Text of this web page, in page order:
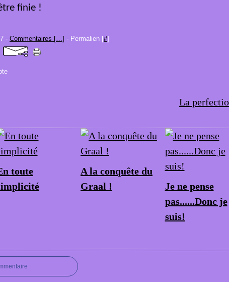
finie !
- Commentaires […] - Permalien [#]
La
toute
A la conquête du
Graal !
Je ne pense
pas......Donc je
suis!